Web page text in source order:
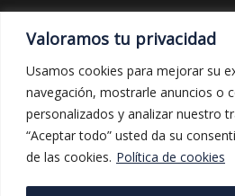
Valoramos tu privacidad
Usamos cookies para mejorar su
navegación, mostrarle anuncios o
personalizados y analizar nuestro
“Aceptar todo” usted da su
de las cookies. Política de cookies
LEGAL Y PROTECCIÓN
Aviso legal
Política de privacidad
Política de cookies